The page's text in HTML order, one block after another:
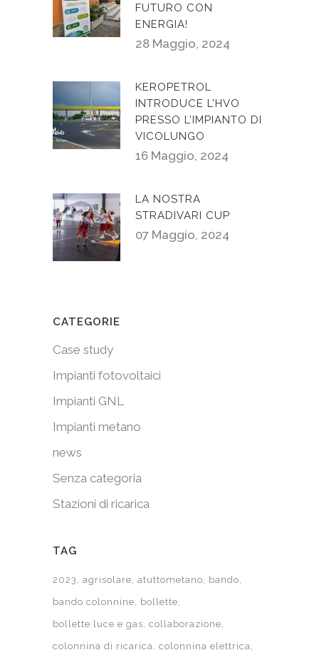
FUTURO CON
ENERGIA!
28 Maggio, 2024
KEROPETROL
INTRODUCE L’HVO
PRESSO L’IMPIANTO DI
VICOLUNGO
16 Maggio, 2024
LA NOSTRA
STRADIVARI CUP
07 Maggio, 2024
CATEGORIE
Case study
Impianti fotovoltaici
Impianti GNL
Impianti metano
news
Senza categoria
Stazioni di ricarica
TAG
2023 agrisolare atuttometano bando
bando colonnine bollette
bollette luce e gas collaborazione
colonnina di ricarica colonnina elettrica